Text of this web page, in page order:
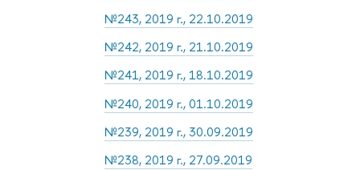
№243, 2019 г., 22.10.2019
№242, 2019 г., 21.10.2019
№241, 2019 г., 18.10.2019
№240, 2019 г., 01.10.2019
№239, 2019 г., 30.09.2019
№238, 2019 г., 27.09.2019